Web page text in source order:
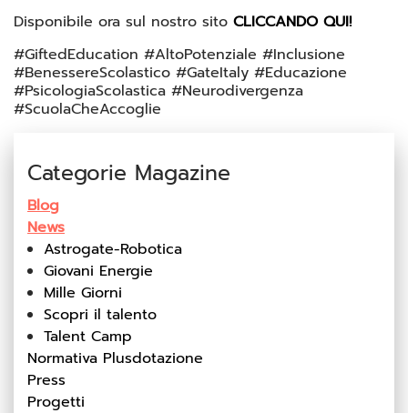
Disponibile ora sul nostro sito CLICCANDO QUI!
#GiftedEducation #AltoPotenziale #Inclusione
#BenessereScolastico #GateItaly #Educazione
#PsicologiaScolastica #Neurodivergenza
#ScuolaCheAccoglie
Categorie Magazine
Blog
News
Astrogate-Robotica
Giovani Energie
Mille Giorni
Scopri il talento
Talent Camp
Normativa Plusdotazione
Press
Progetti